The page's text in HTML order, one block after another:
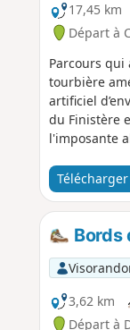
17,45 km
Départ à
Parcours
tourbière
artificiel
du Finistère
l'imposante
Télécharger
Bords
3,62 km
Départ à